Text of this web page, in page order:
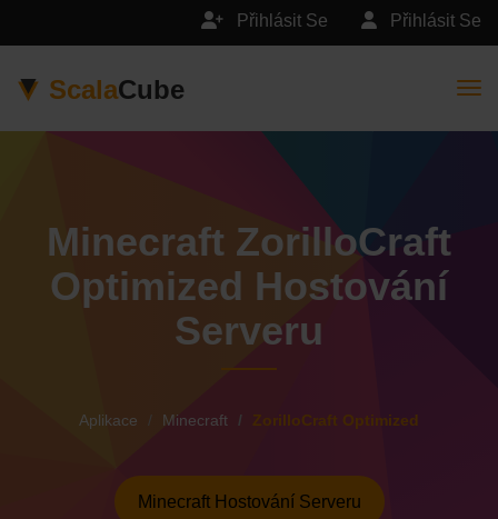
Přihlásit Se
Přihlásit Se
ScalaCube
Minecraft ZorilloCraft
Optimized Hostování
Serveru
Aplikace Minecraft ZorilloCraft Optimized
Minecraft Hostování Serveru